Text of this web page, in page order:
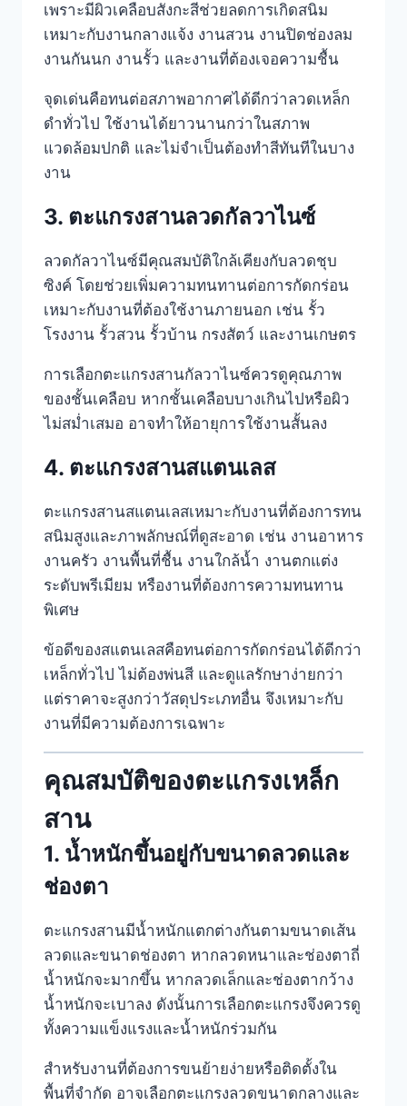
เพราะมีผิวเคลือบสังกะสีช่วยลดการเกิดสนิม
เหมาะกับงานกลางแจ้ง งานสวน งานปิดช่องลม
งานกันนก งานรั้ว และงานที่ต้องเจอความชื้น
จุดเด่นคือทนต่อสภาพอากาศได้ดีกว่าลวดเหล็ก
ดำทั่วไป ใช้งานได้ยาวนานกว่าในสภาพ
แวดล้อมปกติ และไม่จำเป็นต้องทำสีทันทีในบาง
งาน
3. ตะแกรงสานลวดกัลวาไนซ์
ลวดกัลวาไนซ์มีคุณสมบัติใกล้เคียงกับลวดชุบ
ซิงค์ โดยช่วยเพิ่มความทนทานต่อการกัดกร่อน
เหมาะกับงานที่ต้องใช้งานภายนอก เช่น รั้ว
โรงงาน รั้วสวน รั้วบ้าน กรงสัตว์ และงานเกษตร
การเลือกตะแกรงสานกัลวาไนซ์ควรดูคุณภาพ
ของชั้นเคลือบ หากชั้นเคลือบบางเกินไปหรือผิว
ไม่สม่ำเสมอ อาจทำให้อายุการใช้งานสั้นลง
4. ตะแกรงสานสแตนเลส
ตะแกรงสานสแตนเลสเหมาะกับงานที่ต้องการทน
สนิมสูงและภาพลักษณ์ที่ดูสะอาด เช่น งานอาหาร
งานครัว งานพื้นที่ชื้น งานใกล้น้ำ งานตกแต่ง
ระดับพรีเมียม หรืองานที่ต้องการความทนทาน
พิเศษ
ข้อดีของสแตนเลสคือทนต่อการกัดกร่อนได้ดีกว่า
เหล็กทั่วไป ไม่ต้องพ่นสี และดูแลรักษาง่ายกว่า
แต่ราคาจะสูงกว่าวัสดุประเภทอื่น จึงเหมาะกับ
งานที่มีความต้องการเฉพาะ
คุณสมบัติของตะแกรงเหล็ก
สาน
1. น้ำหนักขึ้นอยู่กับขนาดลวดและ
ช่องตา
ตะแกรงสานมีน้ำหนักแตกต่างกันตามขนาดเส้น
ลวดและขนาดช่องตา หากลวดหนาและช่องตาถี่
น้ำหนักจะมากขึ้น หากลวดเล็กและช่องตากว้าง
น้ำหนักจะเบาลง ดังนั้นการเลือกตะแกรงจึงควรดู
ทั้งความแข็งแรงและน้ำหนักร่วมกัน
สำหรับงานที่ต้องการขนย้ายง่ายหรือติดตั้งใน
พื้นที่จำกัด อาจเลือกตะแกรงลวดขนาดกลางและ